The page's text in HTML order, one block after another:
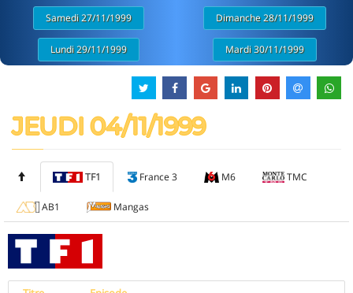
Samedi 27/11/1999 Dimanche 28/11/1999
Lundi 29/11/1999 Mardi 30/11/1999
JEUDI 04/11/1999
TF1 France 3 M6 TMC
AB1 Mangas